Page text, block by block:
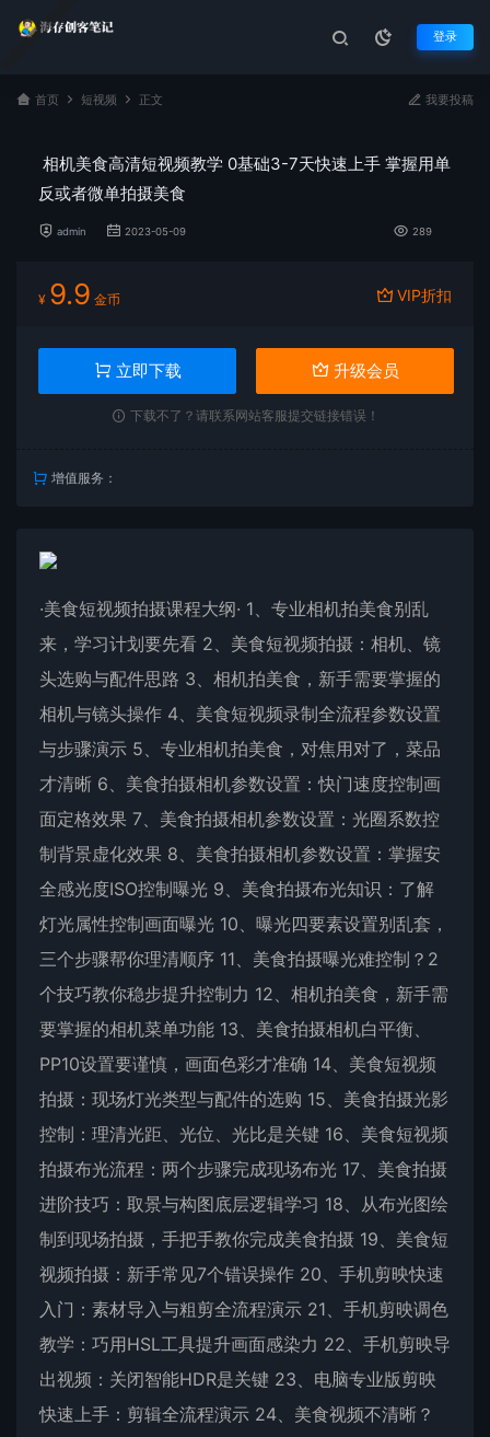
登录
首页 短视频 正文 我要投稿
相机美食高清短视频教学 0基础3-7天快速上手 掌握用单
反或者微单拍摄美食
admin 2023-05-09 289
¥ 9.9 金币 VIP折扣
立即下载 升级会员
下载不了？请联系网站客服提交链接错误！
增值服务：
·美食短视频拍摄课程大纲· 1、专业相机拍美食别乱
来，学习计划要先看 2、美食短视频拍摄：相机、镜
头选购与配件思路 3、相机拍美食，新手需要掌握的
相机与镜头操作 4、美食短视频录制全流程参数设置
与步骤演示 5、专业相机拍美食，对焦用对了，菜品
才清晰 6、美食拍摄相机参数设置：快门速度控制画
面定格效果 7、美食拍摄相机参数设置：光圈系数控
制背景虚化效果 8、美食拍摄相机参数设置：掌握安
全感光度ISO控制曝光 9、美食拍摄布光知识：了解
灯光属性控制画面曝光 10、曝光四要素设置别乱套，
三个步骤帮你理清顺序 11、美食拍摄曝光难控制？2
个技巧教你稳步提升控制力 12、相机拍美食，新手需
要掌握的相机菜单功能 13、美食拍摄相机白平衡、
PP10设置要谨慎，画面色彩才准确 14、美食短视频
拍摄：现场灯光类型与配件的选购 15、美食拍摄光影
控制：理清光距、光位、光比是关键 16、美食短视频
拍摄布光流程：两个步骤完成现场布光 17、美食拍摄
进阶技巧：取景与构图底层逻辑学习 18、从布光图绘
制到现场拍摄，手把手教你完成美食拍摄 19、美食短
视频拍摄：新手常见7个错误操作 20、手机剪映快速
入门：素材导入与粗剪全流程演示 21、手机剪映调色
教学：巧用HSL工具提升画面感染力 22、手机剪映导
出视频：关闭智能HDR是关键 23、电脑专业版剪映
快速上手：剪辑全流程演示 24、美食视频不清晰？